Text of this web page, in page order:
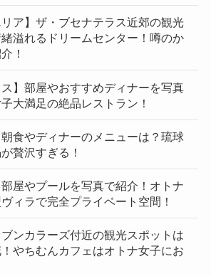
リア】ザ・ブセナテラス近郊の観光
溢れるドリームセンター！噂のか
！
ス】部屋やおすすめディナーを写真
大満足の絶品レストラン！
朝食やディナーのメニューは？琉球
贅沢すぎる！
部屋やプールを写真で紹介！オトナ
ィラで完全プライベート空間！
ブンカラーズ付近の観光スポットは
やちむんカフェはオトナ女子にお